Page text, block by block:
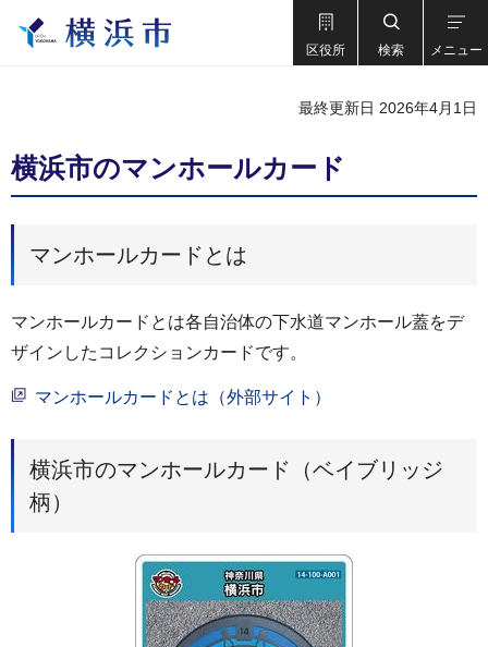
区役所 検索 メニュー
最終更新日 2026年4月1日
横浜市のマンホールカード
マンホールカードとは
マンホールカードとは各自治体の下水道マンホール蓋をデ
ザインしたコレクションカードです。
マンホールカードとは（外部サイト）
横浜市のマンホールカード（ベイブリッジ
柄）